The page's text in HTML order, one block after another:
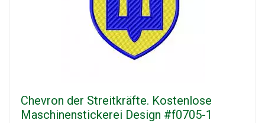
Chevron der Streitkräfte. Kostenlose
Maschinenstickerei Design #f0705-1